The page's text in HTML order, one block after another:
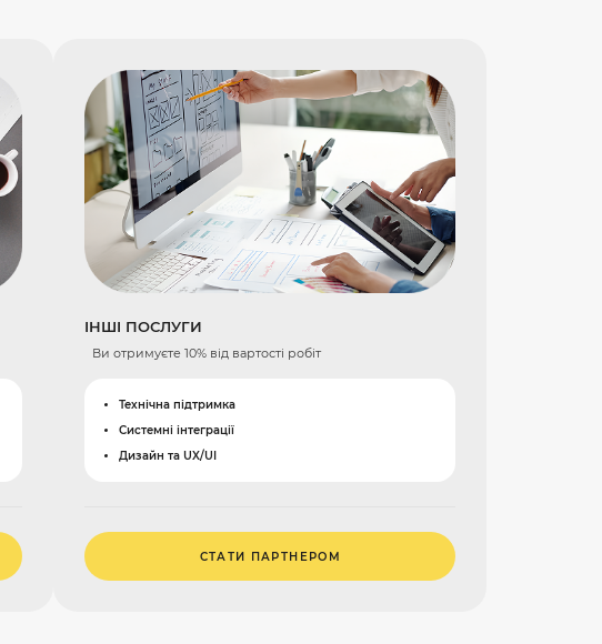
ІНШІ ПОСЛУГИ
Ви отримуєте 10% від вартості робіт
Технічна підтримка
Системні інтеграції
Дизайн та UX/UI
СТАТИ ПАРТНЕРОМ